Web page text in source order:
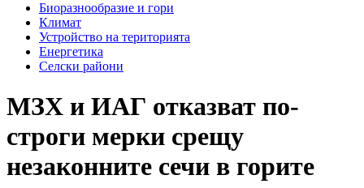
Биоразнообразие и гори
Климат
Устройство на територията
Енергетика
Селски райони
МЗХ и ИАГ отказват по-
строги мерки срещу
незаконните сечи в горите